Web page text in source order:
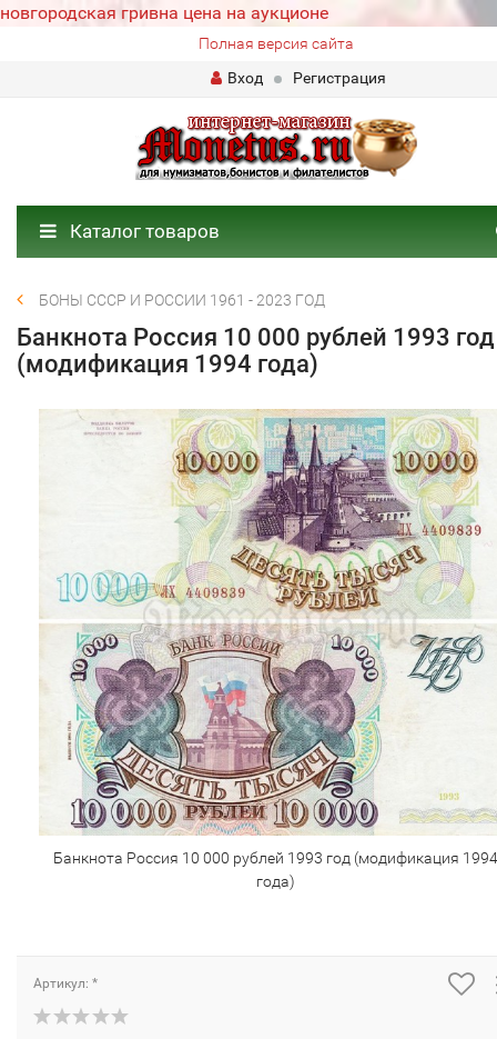
новгородская гривна цена на аукционе
Полная версия сайта
Вход
Регистрация
Каталог товаров
БОНЫ СССР И РОССИИ 1961 - 2023 ГОД
Банкнота Россия 10 000 рублей 1993 год
(модификация 1994 года)
Банкнота Россия 10 000 рублей 1993 год (модификация 1994
года)
Артикул: *